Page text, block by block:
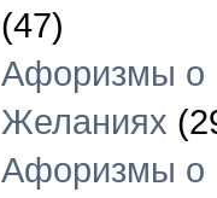
(47)
Афоризмы о
Желаниях
Афоризмы о